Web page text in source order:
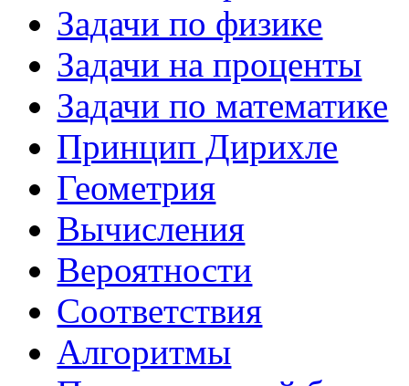
Задачи по физике
Задачи на проценты
Задачи по математике
Принцип Дирихле
Геометрия
Вычисления
Вероятности
Соответствия
Алгоритмы